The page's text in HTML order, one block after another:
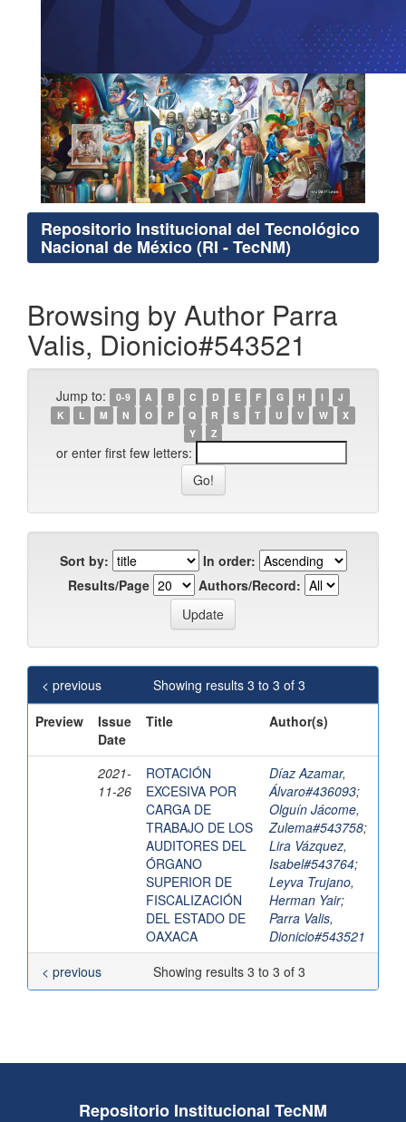
Repositorio Institucional del Tecnológico
Nacional de México (RI - TecNM)
Browsing by Author Parra
Valis, Dionicio#543521
Jump to: 0-9 A B C D E F G H I
J
K
L M N O P Q R S T U V W
X
Y
Z
or enter first few letters:
Sort by:
In order:
Results/Page
Authors/Record:
Showing results 3 to 3 of 3
< previous
Preview
Issue
Date
Title Author(s)
2021-
11-26
ROTACIÓN
EXCESIVA POR
CARGA DE
TRABAJO DE LOS
AUDITORES DEL
ÓRGANO
SUPERIOR DE
FISCALIZACIÓN
DEL ESTADO DE
OAXACA
Díaz Azamar,
Álvaro#436093;
Olguín Jácome,
Zulema#543758;
Lira Vázquez,
Isabel#543764;
Leyva Trujano,
Herman Yair;
Parra Valis,
Dionicio#543521
Showing results 3 to 3 of 3
< previous
Repositorio Institucional TecNM